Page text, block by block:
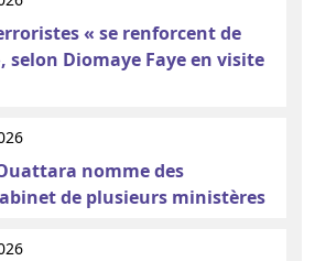
« se renforcent de
selon Diomaye Faye en visite
nomme des
de plusieurs ministères